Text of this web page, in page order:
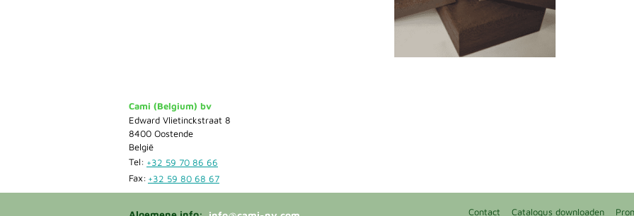
Cami (Belgium) bv
Edward Vlietinckstraat 8
8400 Oostende
België
Tel: +32 59 70 86 66
Fax: +32 59 80 68 67
Contact Catalogus downloaden